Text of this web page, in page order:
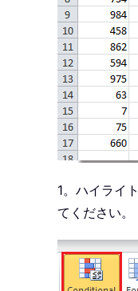
1。ハイライ
てください。